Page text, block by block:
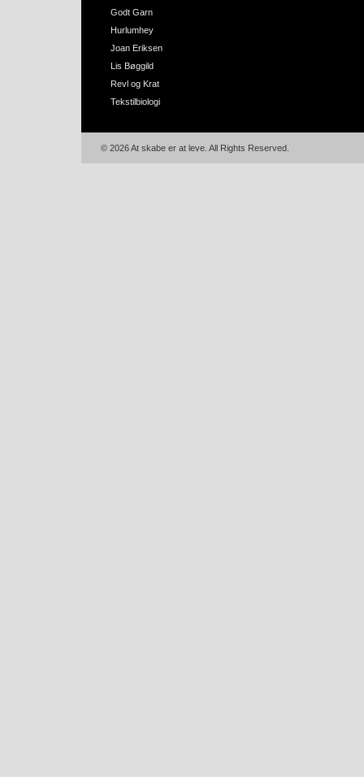
Godt Garn
Hurlumhey
Joan Eriksen
Lis Bøggild
Revl og Krat
Tekstilbiologi
© 2026 At skabe er at leve. All Rights Reserved.